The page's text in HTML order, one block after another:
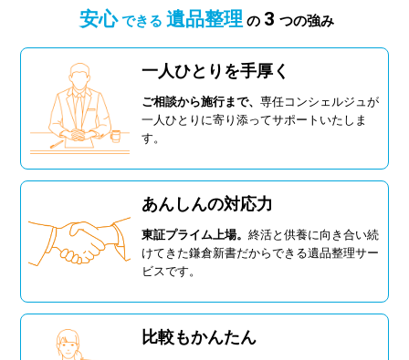
安心 できる 遺品整理 の 3 つの強み
一人ひとりを手厚く
ご相談から施行まで、専任コンシェルジュが
一人ひとりに寄り添ってサポートいたしま
す。
あんしんの対応力
東証プライム上場。終活と供養に向き合い続
けてきた鎌倉新書だからできる遺品整理サー
ビスです。
比較もかんたん